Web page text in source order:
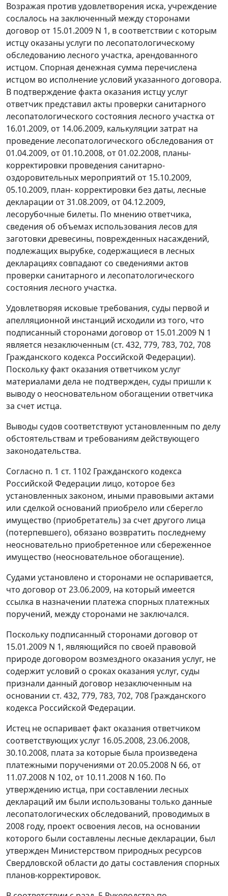
Возражая против удовлетворения иска, учреждение
сослалось на заключенный между сторонами
договор от 15.01.2009 N 1, в соответствии с которым
истцу оказаны услуги по лесопатологическому
обследованию лесного участка, арендованного
истцом. Спорная денежная сумма перечислена
истцом во исполнение условий указанного договора.
В подтверждение факта оказания истцу услуг
ответчик представил акты проверки санитарного
лесопатологического состояния лесного участка от
16.01.2009, от 14.06.2009, калькуляции затрат на
проведение лесопатологического обследования от
01.04.2009, от 01.10.2008, от 01.02.2008, планы-
корректировки проведения санитарно-
оздоровительных мероприятий от 15.10.2009,
05.10.2009, план- корректировки без даты, лесные
декларации от 31.08.2009, от 04.12.2009,
лесорубочные билеты. По мнению ответчика,
сведения об объемах использования лесов для
заготовки древесины, поврежденных насаждений,
подлежащих вырубке, содержащиеся в лесных
декларациях совпадают со сведениями актов
проверки санитарного и лесопатологического
состояния лесного участка.
Удовлетворяя исковые требования, суды первой и
апелляционной инстанций исходили из того, что
подписанный сторонами договор от 15.01.2009 N 1
является незаключенным (ст. 432, 779, 783, 702, 708
Гражданского кодекса Российской Федерации).
Поскольку факт оказания ответчиком услуг
материалами дела не подтвержден, суды пришли к
выводу о неосновательном обогащении ответчика
за счет истца.
Выводы судов соответствуют установленным по делу
обстоятельствам и требованиям действующего
законодательства.
Согласно п. 1 ст. 1102 Гражданского кодекса
Российской Федерации лицо, которое без
установленных законом, иными правовыми актами
или сделкой оснований приобрело или сберегло
имущество (приобретатель) за счет другого лица
(потерпевшего), обязано возвратить последнему
неосновательно приобретенное или сбереженное
имущество (неосновательное обогащение).
Судами установлено и сторонами не оспаривается,
что договор от 23.06.2009, на который имеется
ссылка в назначении платежа спорных платежных
поручений, между сторонами не заключался.
Поскольку подписанный сторонами договор от
15.01.2009 N 1, являющийся по своей правовой
природе договором возмездного оказания услуг, не
содержит условий о сроках оказания услуг, суды
признали данный договор незаключенным на
основании ст. 432, 779, 783, 702, 708 Гражданского
кодекса Российской Федерации.
Истец не оспаривает факт оказания ответчиком
соответствующих услуг 16.05.2008, 23.06.2008,
30.10.2008, плата за которые была произведена
платежными поручениями от 20.05.2008 N 66, от
11.07.2008 N 102, от 10.11.2008 N 160. По
утверждению истца, при составлении лесных
деклараций им были использованы только данные
лесопатологических обследований, проводимых в
2008 году, проект освоения лесов, на основании
которого были составлены лесные декларации, был
утвержден Министерством природных ресурсов
Свердловской области до даты составления спорных
планов-корректировок.